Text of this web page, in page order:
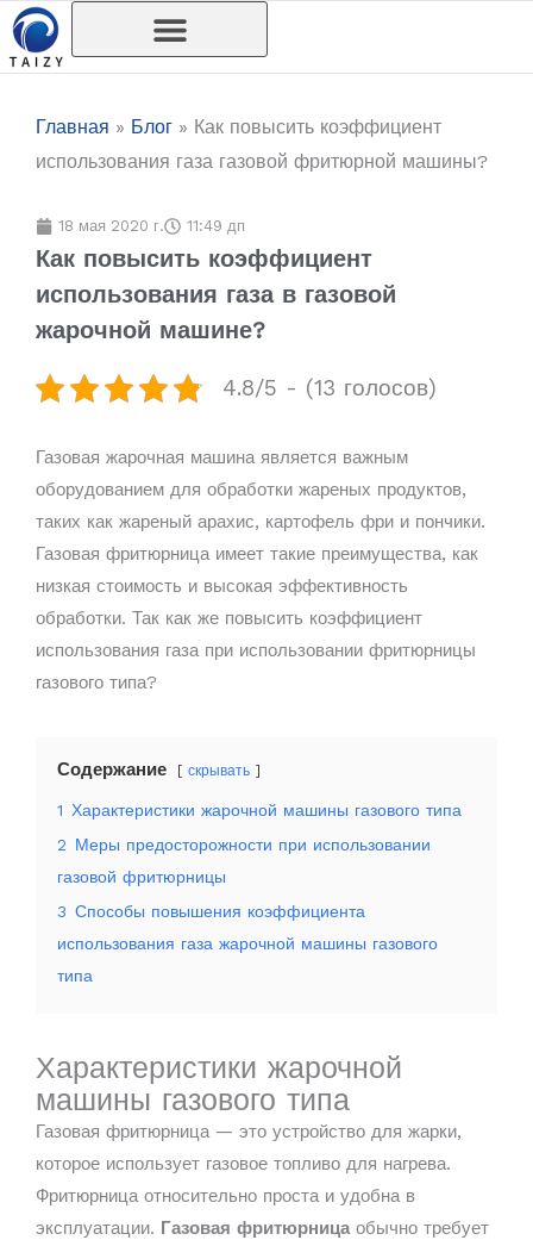
Перейти
Главная » Блог » Как повысить коэффициент
использования газа газовой фритюрной машины?
18 мая 2020 г. 11:49 дп
Как повысить коэффициент
использования газа в газовой
жарочной машине?
4.8/5 - (13 голосов)
Газовая жарочная машина является важным
оборудованием для обработки жареных продуктов,
таких как жареный арахис, картофель фри и пончики.
Газовая фритюрница имеет такие преимущества, как
низкая стоимость и высокая эффективность
обработки. Так как же повысить коэффициент
использования газа при использовании фритюрницы
газового типа?
Содержание скрывать
1 Характеристики жарочной машины газового типа
2 Меры предосторожности при использовании
газовой фритюрницы
3 Способы повышения коэффициента
использования газа жарочной машины газового
типа
Характеристики жарочной
машины газового типа
Газовая фритюрница — это устройство для жарки,
которое использует газовое топливо для нагрева.
Фритюрница относительно проста и удобна в
эксплуатации. Газовая фритюрницаобычно требует